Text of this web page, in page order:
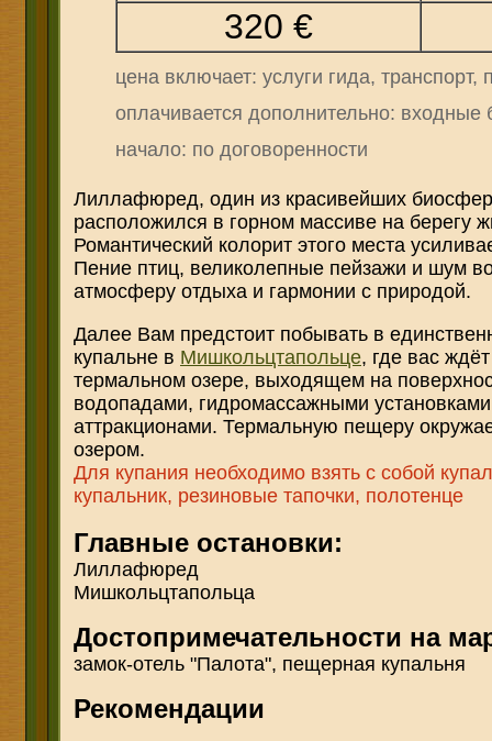
320 €
цена включает: услуги гида, транспорт,
оплачивается дополнительно:
начало: по договоренности
Лиллафюред, один из красивейших
расположился в горном массиве на берегу
Романтический колорит этого места
Пение птиц, великолепные пейзажи и шум
атмосферу отдыха и гармонии с природой.
Далее Вам предстоит побывать в
купальне в Мишкольцтапольце, где вас
термальном озере, выходящем на
водопадами, гидромассажными
аттракционами. Термальную пещеру
озером.
Для купания необходимо взять с собой
купальник, резиновые тапочки, полотенце
Главные остановки:
Лиллафюред
Мишкольцтапольца
Достопримечательности на
замок-отель "Палота", пещерная купальня
Рекомендации